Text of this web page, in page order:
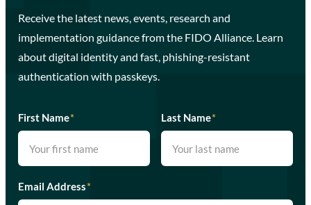
Receive the latest news, events, research and
implementation guidance from the FIDO Alliance. Learn
about digital identity and fast, phishing-resistant
authentication with passkeys.
First Name* Last Name*
Email Address*